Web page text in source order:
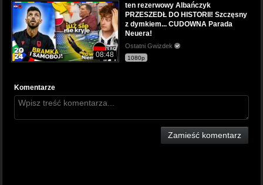
08:48
ten rezerwowy Albańczyk
PRZESZEDŁ DO HISTORII! Szczęsny
z dymkiem... CUDOWNA Parada
Neuera!
Ostatni Gwizdek
1080p
Komentarze
Zamieść komentarz